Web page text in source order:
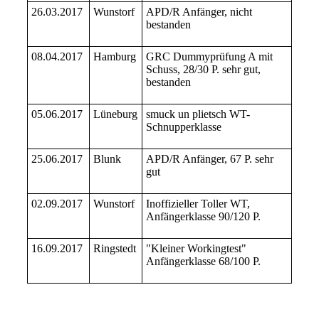
26.03.2017 Wunstorf
APD/R Anfänger, nicht
bestanden
08.04.2017 Hamburg
GRC Dummyprüfung A mit
Schuss, 28/30 P. sehr gut,
bestanden
05.06.2017 Lüneburg
smuck un plietsch WT-
Schnupperklasse
25.06.2017 Blunk
APD/R Anfänger, 67 P. sehr
gut
02.09.2017 Wunstorf
Inoffizieller Toller WT,
Anfängerklasse 90/120 P.
16.09.2017 Ringstedt
"Kleiner Workingtest"
Anfängerklasse 68/100 P.